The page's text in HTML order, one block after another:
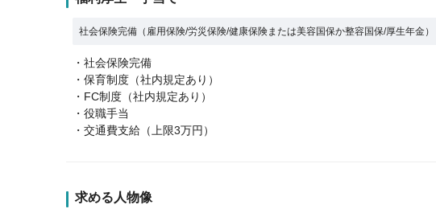
社会保険完備（雇用保険/労災保険/健康保険または美容国保か整容国保/厚生年金）
・社会保険完備
・保育制度（社内規定あり）
・FC制度（社内規定あり）
・役職手当
・交通費支給（上限3万円）
求める人物像